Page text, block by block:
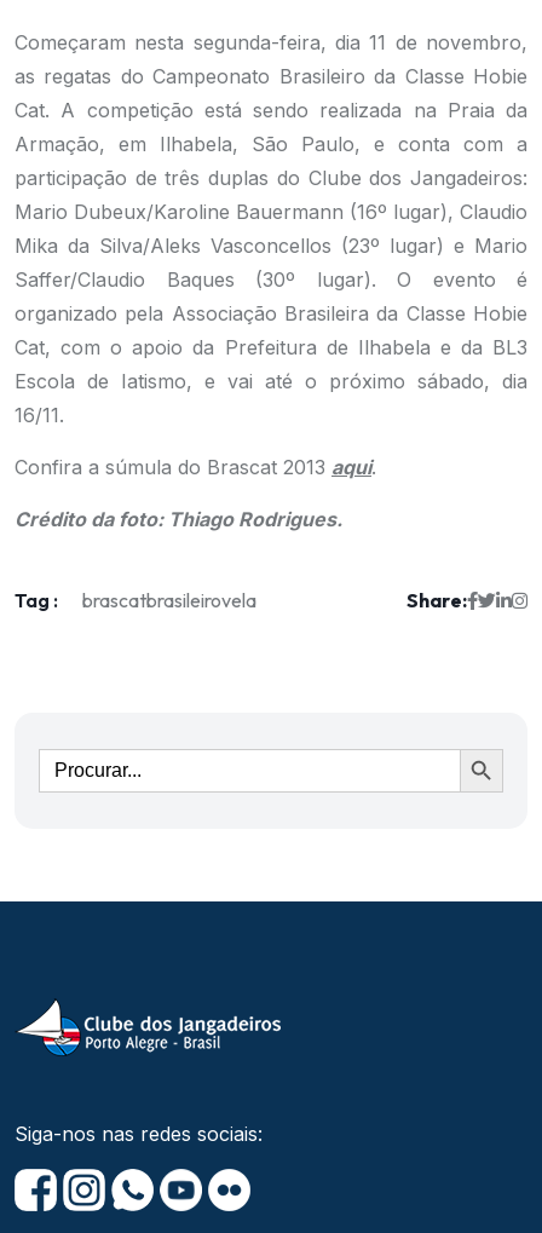
Começaram nesta segunda-feira, dia 11 de novembro,
as regatas do Campeonato Brasileiro da Classe Hobie
Cat. A competição está sendo realizada na Praia da
Armação, em Ilhabela, São Paulo, e conta com a
participação de três duplas do Clube dos Jangadeiros:
Mario Dubeux/Karoline Bauermann (16º lugar), Claudio
Mika da Silva/Aleks Vasconcellos (23º lugar) e Mario
Saffer/Claudio Baques (30º lugar). O evento é
organizado pela Associação Brasileira da Classe Hobie
Cat, com o apoio da Prefeitura de Ilhabela e da BL3
Escola de Iatismo, e vai até o próximo sábado, dia
16/11.
Confira a súmula do Brascat 2013 aqui.
Crédito da foto: Thiago Rodrigues.
Tag : brascatbrasileirovela Share:
Ir
Siga-nos nas redes sociais: